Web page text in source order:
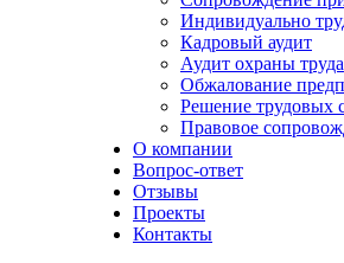
Индивидуально
Кадровый аудит
Аудит охраны труда
Обжалование
Решение трудовых
Правовое
О компании
Вопрос-ответ
Отзывы
Проекты
Контакты